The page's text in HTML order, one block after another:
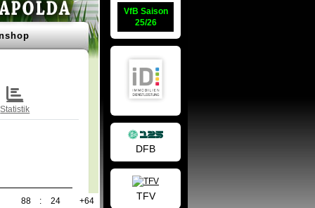
Statistik
88 : 24 +64
VfB Saison
25/26
DFB
TFV